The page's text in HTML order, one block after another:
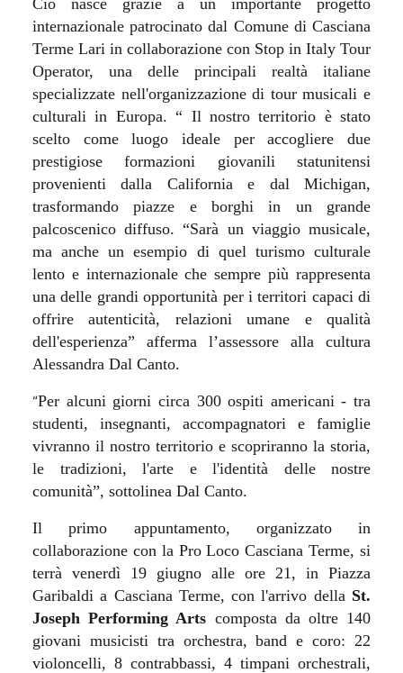
internazionale patrocinato dal Comune di Casciana
Terme Lari in collaborazione con Stop in Italy Tour
Operator, una delle principali realtà italiane
specializzate nell'organizzazione di tour musicali e
culturali in Europa. “ Il nostro territorio è stato
scelto come luogo ideale per accogliere due
prestigiose formazioni giovanili statunitensi
provenienti dalla California e dal Michigan,
trasformando piazze e borghi in un grande
palcoscenico diffuso. “Sarà un viaggio musicale,
ma anche un esempio di quel turismo culturale
lento e internazionale che sempre più rappresenta
una delle grandi opportunità per i territori capaci di
offrire autenticità, relazioni umane e qualità
dell'esperienza” afferma l’assessore alla cultura
Alessandra Dal Canto.
“Per alcuni giorni circa 300 ospiti americani - tra
studenti, insegnanti, accompagnatori e famiglie
vivranno il nostro territorio e scopriranno la storia,
le tradizioni, l'arte e l'identità delle nostre
comunità”, sottolinea Dal Canto.
Il primo appuntamento, organizzato in
collaborazione con la Pro Loco Casciana Terme, si
terrà venerdì 19 giugno alle ore 21, in Piazza
Garibaldi a Casciana Terme, con l'arrivo della St.
Joseph Performing Arts composta da oltre 140
giovani musicisti tra orchestra, band e coro: 22
violoncelli, 8 contrabbassi, 4 timpani orchestrali,